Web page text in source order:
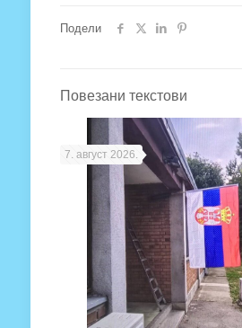
Подели
Повезани текстови
7. август 2026.